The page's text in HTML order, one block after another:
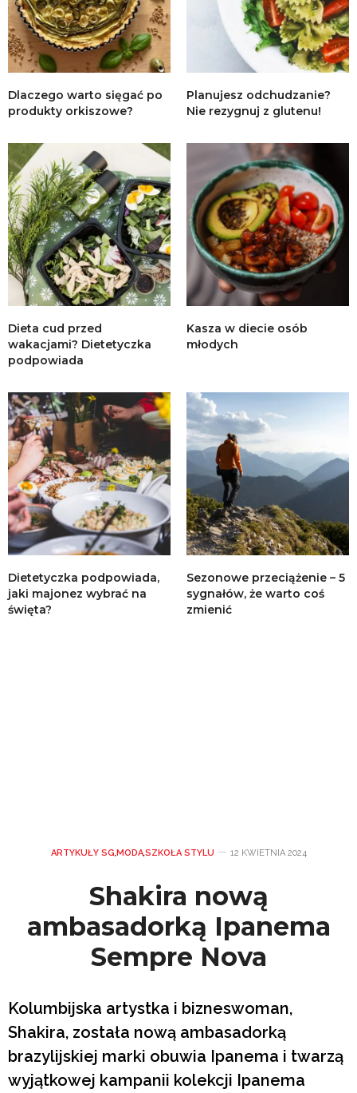
Dlaczego warto sięgać po
produkty orkiszowe?
Planujesz odchudzanie?
Nie rezygnuj z glutenu!
Dieta cud przed
wakacjami? Dietetyczka
podpowiada
Kasza w diecie osób
młodych
Dietetyczka podpowiada,
jaki majonez wybrać na
święta?
Sezonowe przeciążenie – 5
sygnałów, że warto coś
zmienić
ARTYKUŁY SG,MODA,SZKOŁA STYLU 12 KWIETNIA 2024
Shakira nową
ambasadorką Ipanema
Sempre Nova
Kolumbijska artystka i bizneswoman,
Shakira, została nową ambasadorką
brazylijskiej marki obuwia Ipanema i twarzą
wyjątkowej kampanii kolekcji Ipanema